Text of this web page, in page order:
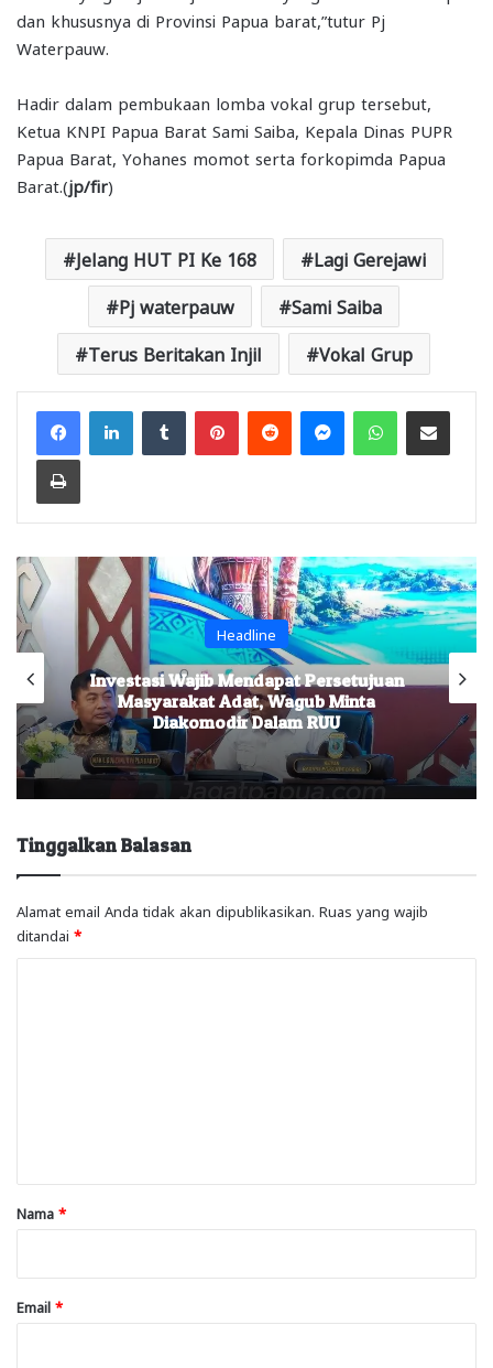
dan khususnya di Provinsi Papua barat,”tutur Pj
Waterpauw.
Hadir dalam pembukaan lomba vokal grup tersebut,
Ketua KNPI Papua Barat Sami Saiba, Kepala Dinas PUPR
Papua Barat, Yohanes momot serta forkopimda Papua
Barat.(jp/fir)
Jelang HUT PI Ke 168 Lagi Gerejawi
Pj waterpauw Sami Saiba
Terus Beritakan Injil Vokal Grup
FacebookLinkedInTumblr PinterestReddit MessengerWhatsAppShare via Email
Print
Headline
Investasi Wajib Mendapat Persetujuan
Masyarakat Adat, Wagub Minta
Diakomodir Dalam RUU
Tinggalkan Balasan
Alamat email Anda tidak akan dipublikasikan. Ruas yang wajib
ditandai *
rNama *
Email *